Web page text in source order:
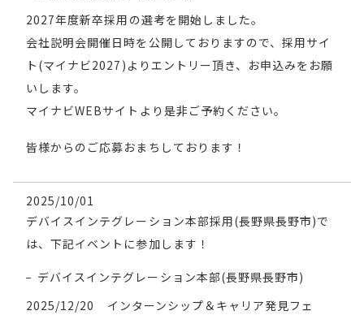
2027年度新卒採用の選考を開始しました。
会社説明会開催日時を公開しておりますので、採用サイ
ト(マイナビ2027)よりエントリー頂き、お申込みをお願
いします。
マイナビWEBサイトより是非ご予約ください。
皆様からのご応募おまちしております！
2025/10/01
デバイスインテグレーション本部採用(長野県長野市)で
は、下記イベントに参加します！
デバイスインテグレーション本部(長野県長野市)
2025/12/20 インターンシップ＆キャリア発見フェ